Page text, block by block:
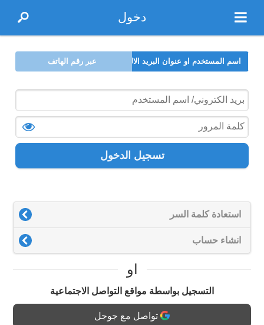
دخول
اسم المستخدم او عنوان البريد الالكتروني عبر رقم الهاتف
تسجيل الدخول
استعادة كلمة السر
انشاء حساب
او
التسجيل بواسطة مواقع التواصل الاجتماعية
تواصل مع جوجل